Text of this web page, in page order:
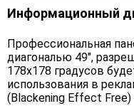
Информационный
Профессиональная
диагональю 49",
178х178 градусов
использования в
(Blackening Effect Free)